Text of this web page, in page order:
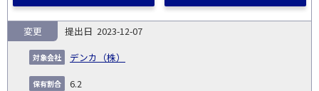
2023-12-07
デンカ（株）
変更
6.2